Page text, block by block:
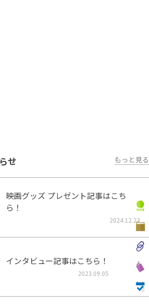
せ もっと見る
映画グッズ プレゼント記事はこち
ら！
2024.12.23
インタビュー記事はこちら！
2023.09.05